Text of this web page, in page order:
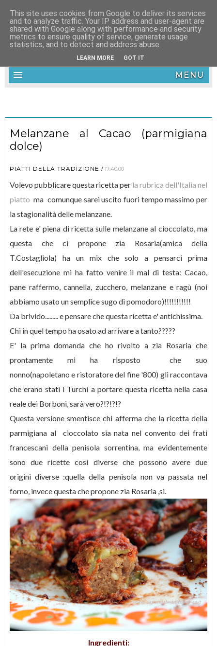
MENU
Melanzane al Cacao (parmigiana
dolce)
PIATTI DELLA TRADIZIONE 17:40:00
Volevo pubblicare questa ricetta per la rubrica dell'Italia nel
piatto ma comunque sarei uscito fuori tempo massimo per
la stagionalità delle melanzane.
La rete e' piena di ricetta sulle melanzane al cioccolato, ma
questa che ci propone zia Rosaria(amica della
T.Costagliola) ha un mix che solo a pensarci prima
dell'esecuzione mi ha fatto venire il mal di testa: Cacao,
pane raffermo, cannella, zucchero, melanzane e ragù (noi
abbiamo usato un semplice sugo di pomodoro)!!!!!!!!!!!
Da brivido......... e pensare che questa ricetta e' antichissima.
Chi in quel tempo ha osato ad arrivare a tanto?????
E' la prima domanda che ho rivolto a zia Rosaria che
prontamente mi ha risposto che suo
nonno(napoletano e ristoratore del fine '800) gli raccontava
che erano stati i Turchi a portare questa ricetta nella casa
reale dei Borboni, sarà vero?!?!?!?
Questa versione smentisce chi afferma che la ricetta della
parmigiana al cioccolato sia nata nel convento dei frati
francescani della penisola sorrentina, ma evidentemente
sono due ricette così diverse che possono avere due
origini diverse :quella della penisola non va passata nel
forno, invece questa che propone zia Rosaria ,si.
Ingredienti:
This site uses cookies from Google to deliver its services
and to analyze traffic. Your IP address and user-agent are
shared with Google along with performance and security
metrics to ensure quality of service, generate usage
statistics, and to detect and address abuse.
LEARN MORE GOT IT